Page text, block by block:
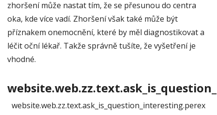
zhoršení může nastat tím, že se přesunou do centra
oka, kde více vadí. Zhoršení však také může být
příznakem onemocnění, které by měl diagnostikovat a
léčit oční lékař. Takže správně tušíte, že vyšetření je
vhodné.
website.web.zz.text.ask_is_question_interesting.perex